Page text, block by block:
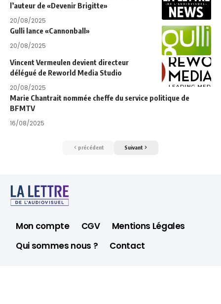
l’auteur de «Devenir Brigitte»
20/08/2025
Gulli lance «Cannonball»
20/08/2025
Vincent Vermeulen devient directeur
délégué de Reworld Media Studio
20/08/2025
Marie Chantrait nommée cheffe du service politique de
BFMTV
16/08/2025
précédent Suivant
Mon compte CGV
Mentions Légales
Qui sommes nous ?
Contact